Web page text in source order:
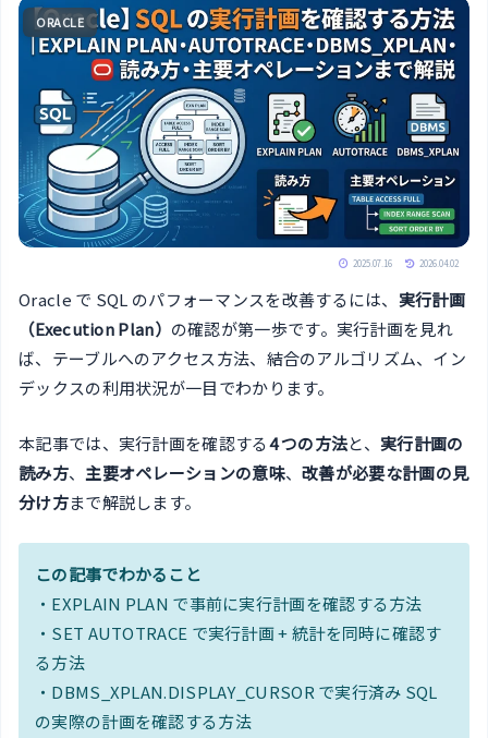
ORACLE
2025.07.16 2026.04.02
Oracle で SQL のパフォーマンスを改善するには、 実行計画
（Execution Plan） の確認が第一歩です。実行計画を見れ
ば、テーブルへのアクセス方法、結合のアルゴリズム、イン
デックスの利用状況が一目でわかります。
本記事では、実行計画を確認する4 つの方法と、 実行計画の
読み方、主要オペレーションの意味、改善が必要な計画の見
分け方まで解説します。
この記事でわかること
・EXPLAIN PLAN で事前に実行計画を確認する方法
・SET AUTOTRACE で実行計画 + 統計を同時に確認す
る方法
・DBMS_XPLAN.DISPLAY_CURSOR で実行済み SQL
の実際の計画を確認する方法